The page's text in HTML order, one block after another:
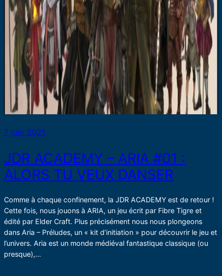
7 juin 2021
JDR ACADEMY – ARIA #01 :
ALORS TU VEUX DANSER
Comme à chaque confinement, la JDR ACADEMY est de retour !
Cette fois, nous jouons à ARIA, un jeu écrit par Fibre Tigre et
édité par Elder Craft. Plus précisément nous nous plongeons
dans Aria – Préludes, un « kit d’initiation » pour découvrir le jeu et
l’univers. Aria est un monde médiéval fantastique classique (ou
presque),…